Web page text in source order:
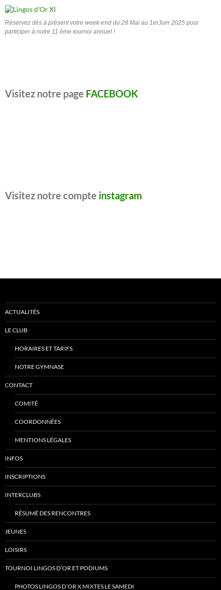
Réservez dès à présent votre week-end du 28 Mai au 1erJuin 2025 pour
participer à notre 11 ème tournoi annuel !
Visitez notre page FACEBOOK
Visitez notre compte instagram
ACTUALITÉS
LE CLUB
HORAIRES ET TARIFS
NOTRE GYMNASE
CONTACT
COMITÉ
COORDONNÉES
MENTIONS LÉGALES
INFOS
INSCRIPTIONS
INTERCLUBS
RÉSUMÉ DES RENCONTRES
JEUNES
LOISIRS
TOURNOI LINGOS D’OR ET PODIUMS
PHOTOS LINGOS D’OR X MIXTES LE SAMEDI